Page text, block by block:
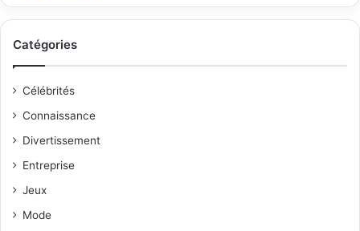
Catégories
Célébrités
Connaissance
Divertissement
Entreprise
Jeux
Mode